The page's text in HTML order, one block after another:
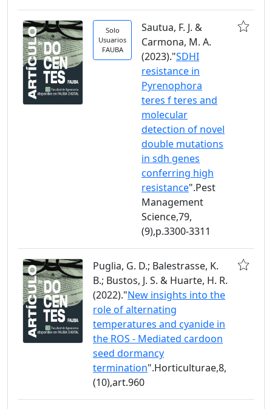
Solo
Usuarios
FAUBA
Sautua, F. J. &
Carmona, M. A.
(2023)."SDHI
resistance in
Pyrenophora
teres f teres and
molecular
detection of novel
double mutations
in sdh genes
conferring high
resistance".Pest
Management
Science,79,
(9),p.3300-3311
Puglia, G. D.; Balestrasse, K.
B.; Bustos, J. S. & Huarte, H. R.
(2022)."New insights into the
role of alternating
temperatures and cyanide in
the ROS - Mediated cardoon
seed dormancy
termination".Horticulturae,8,
(10),art.960